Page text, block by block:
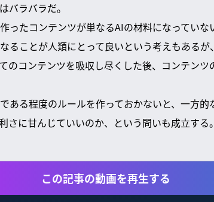
バラバラだ。
ったコンテンツが単なるAIの材料になってい
ることが人類にとって良いという考えもある
のコンテンツを吸収し尽くした後、コンテン
ある程度のルールを作っておかないと、一方的
さに甘んじていいのか、という問いも成立する。
この記事の動画を再生する